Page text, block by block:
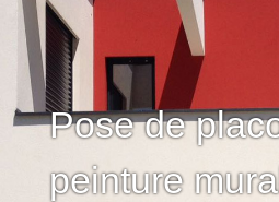
Pose de
peinture